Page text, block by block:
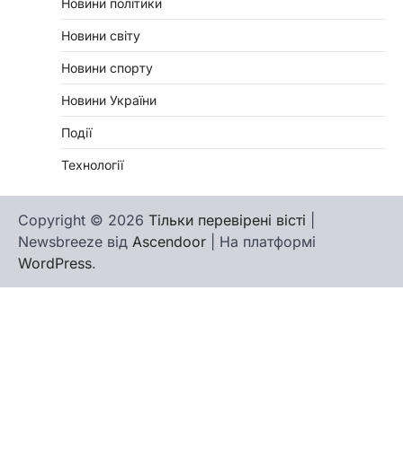
Новини політики
Новини світу
Новини спорту
Новини України
Події
Технології
Copyright © 2026 Тільки перевірені вісті
Newsbreeze від Ascendoor | На платформі
WordPress.